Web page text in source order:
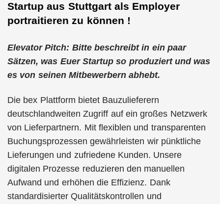
Startup aus Stuttgart als Employer
portraitieren zu können !
Elevator Pitch: Bitte beschreibt in ein paar
Sätzen, was Euer Startup so produziert und was
es von seinen Mitbewerbern abhebt.
Die bex Plattform bietet Bauzulieferern
deutschlandweiten Zugriff auf ein großes Netzwerk
von Lieferpartnern. Mit flexiblen und transparenten
Buchungsprozessen gewährleisten wir pünktliche
Lieferungen und zufriedene Kunden. Unsere
digitalen Prozesse reduzieren den manuellen
Aufwand und erhöhen die Effizienz. Dank
standardisierter Qualitätskontrollen und